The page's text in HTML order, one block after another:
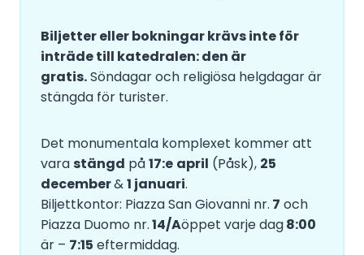
Biljetter eller bokningar krävs inte för
inträde till katedralen: den är
gratis.Söndagar och religiösa helgdagar är
stängda för turister.
Det monumentala komplexet kommer att
vara stängd på17:e april (Påsk), 25
december&1 januari.
Biljettkontor: Piazza San Giovanni nr. 7 och
Piazza Duomo nr.14/Aöppet varje dag8:00
är – 7:15 eftermiddag.